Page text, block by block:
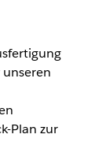
Plan zur